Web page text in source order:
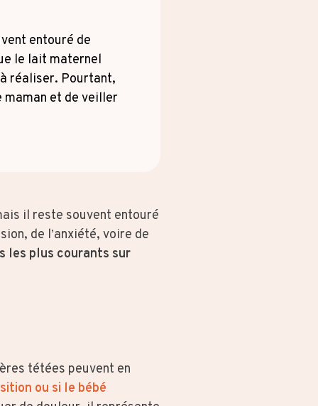
entouré de
le lait maternel
réaliser. Pourtant,
maman et de veiller
il reste souvent entouré
de l’anxiété, voire de
les plus courants sur
tétées peuvent en
ou si le bébé